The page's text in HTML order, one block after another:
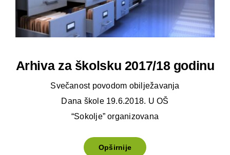
Arhiva za školsku 2017/18 godinu
Svečanost povodom obilježavanja
Dana škole 19.6.2018. U OŠ
“Sokolje” organizovana
Opširnije